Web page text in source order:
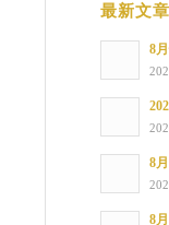
最新文章
8
8
8